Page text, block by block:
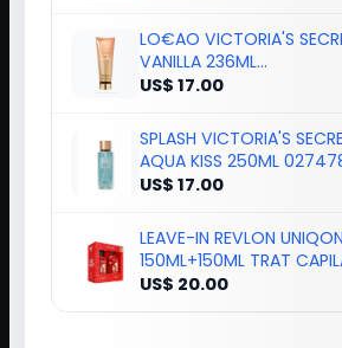
LO€AO VICTORIA'S
VANILLA 236ML
894669/027423/605105*
US$ 17.00
SPLASH VICTORIA'S
AQUA KISS 250ML
US$ 17.00
LEAVE-IN REVLON
150ML+150ML TRAT
139272/8985
US$ 20.00